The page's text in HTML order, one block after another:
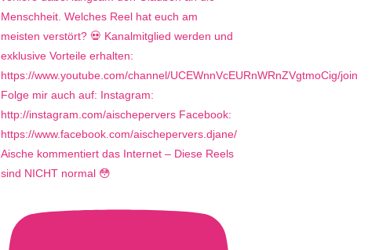
Aische kommentiert das Internet – Diese Reels
sind NICHT normal 😳